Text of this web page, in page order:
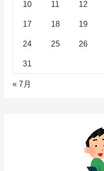
10 11 12
17 18 19
24 25 26
31
« 7月